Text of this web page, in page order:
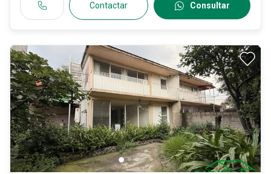
Contactar Consultar